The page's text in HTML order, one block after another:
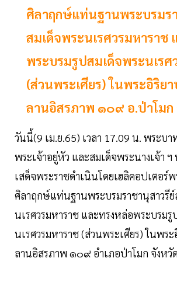
ศิลาฤกษ์แท่นฐานพระบรมร
สมเด็จพระนเรศวรมหาราช
พระบรมรูปสมเด็จพระนเรศ
(ส่วนพระเศียร) ในพระอิริย
ลานอิสรภาพ ๑๐๙ อ.ป่าโมก
วันนี้(9 เม.ย.65) เวลา 17.09 น. พระบา
พระเจ้าอยู่หัว และสมเด็จพระนางเจ้า
เสด็จพระราชดำเนินโดยเฮลิคอปเตอร์พ
ศิลาฤกษ์แท่นฐานพระบรมราชานุสาวรีย์
นเรศวรมหาราช และทรงหล่อพระบรมรู
นเรศวรมหาราช (ส่วนพระเศียร) ในพร
ลานอิสรภาพ ๑๐๙ อำเภอป่าโมก จังหวั